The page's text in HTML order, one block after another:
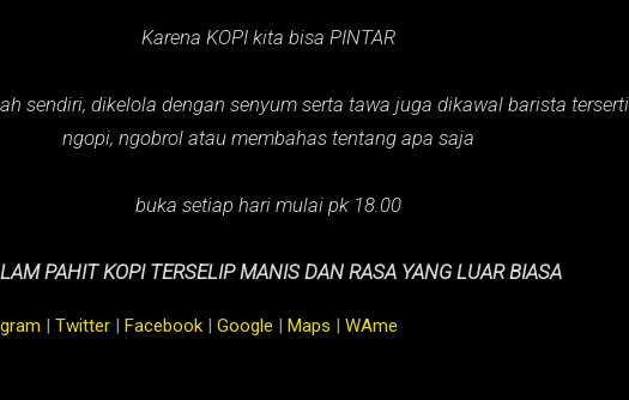
Karena KOPI kita bisa PINTAR
sendiri, dikelola dengan senyum serta tawa juga dikawal barista
ngopi, ngobrol atau membahas tentang apa saja
buka setiap hari mulai pk 18.00
PAHIT KOPI TERSELIP MANIS DAN RASA YANG LUAR BIASA
| Twitter | Facebook | Google | Maps | WAme